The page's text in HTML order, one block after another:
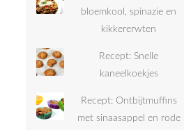
bloemkool, spinazie en
kikkererwten
Recept: Snelle
kaneelkoekjes
Recept: Ontbijtmuffins
met sinaasappel en rode